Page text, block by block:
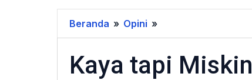
Beranda » Opini »
tapi
Miskin
Kaya tapi Miskin